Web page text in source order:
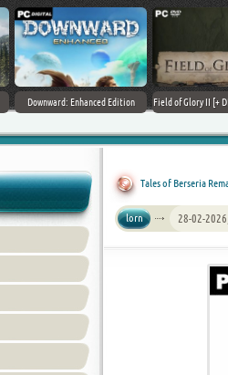
Downward: Enhanced Edition
Field of Glory II [+
Tales of Berseria
lorn 28-02-